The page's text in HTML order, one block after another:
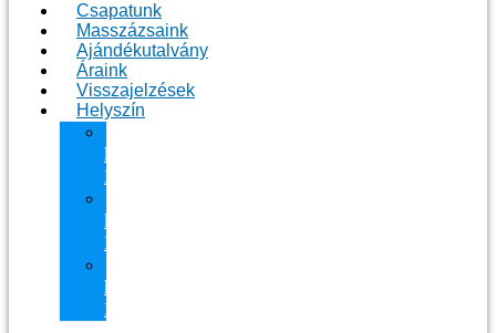
Csapatunk
Masszázsaink
Ajándékutalvány
Áraink
Visszajelzések
Helyszín
kerület
Masszázs
kerület
Masszázs
házhoz
Budapesten